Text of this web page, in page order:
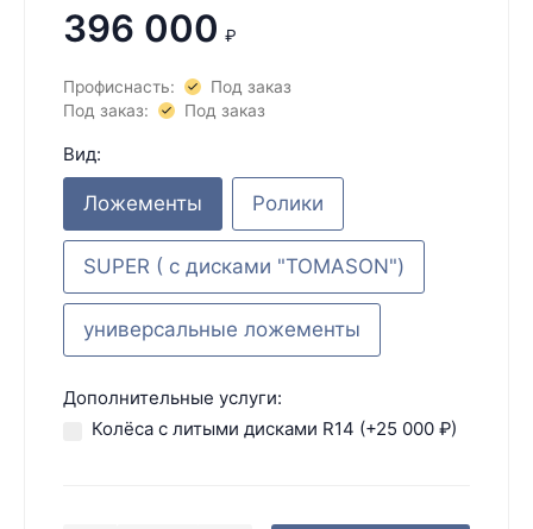
396 000 ₽
Профиснасть:
Под заказ
Под заказ:
Под заказ
Вид:
Ложементы Ролики
SUPER ( с дисками "TOMASON")
универсальные ложементы
Дополнительные услуги:
Колёса с литыми дисками R14 (+25 000 ₽)